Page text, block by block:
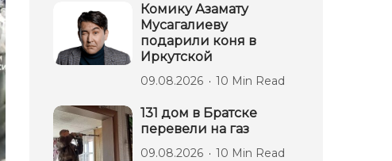
Комику Азамату
Мусагалиеву
подарили коня в
Иркутской
09.08.2026 10 Min Read
131 дом в Братске
перевели на газ
09.08.2026 10 Min Read